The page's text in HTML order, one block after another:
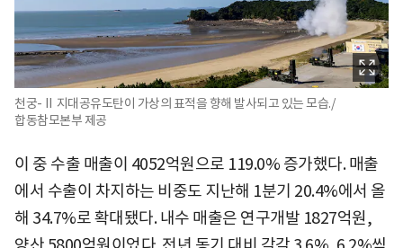
천궁-Ⅱ 지대공유도탄이 가상의 표적을 향해 발사되고 있는 모습./
합동참모본부 제공
이 중 수출 매출이 4052억원으로 119.0% 증가했다. 매출
에서 수출이 차지하는 비중도 지난해 1분기 20.4%에서 올
해 34.7%로 확대됐다. 내수 매출은 연구개발 1827억원,